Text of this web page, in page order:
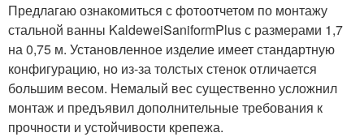
Предлагаю ознакомиться с фотоотчетом по монтажу
стальной ванны KaldeweiSaniformPlus с размерами 1,7
на 0,75 м. Установленное изделие имеет стандартную
конфигурацию, но из-за толстых стенок отличается
большим весом. Немалый вес существенно усложнил
монтаж и предъявил дополнительные требования к
прочности и устойчивости крепежа.